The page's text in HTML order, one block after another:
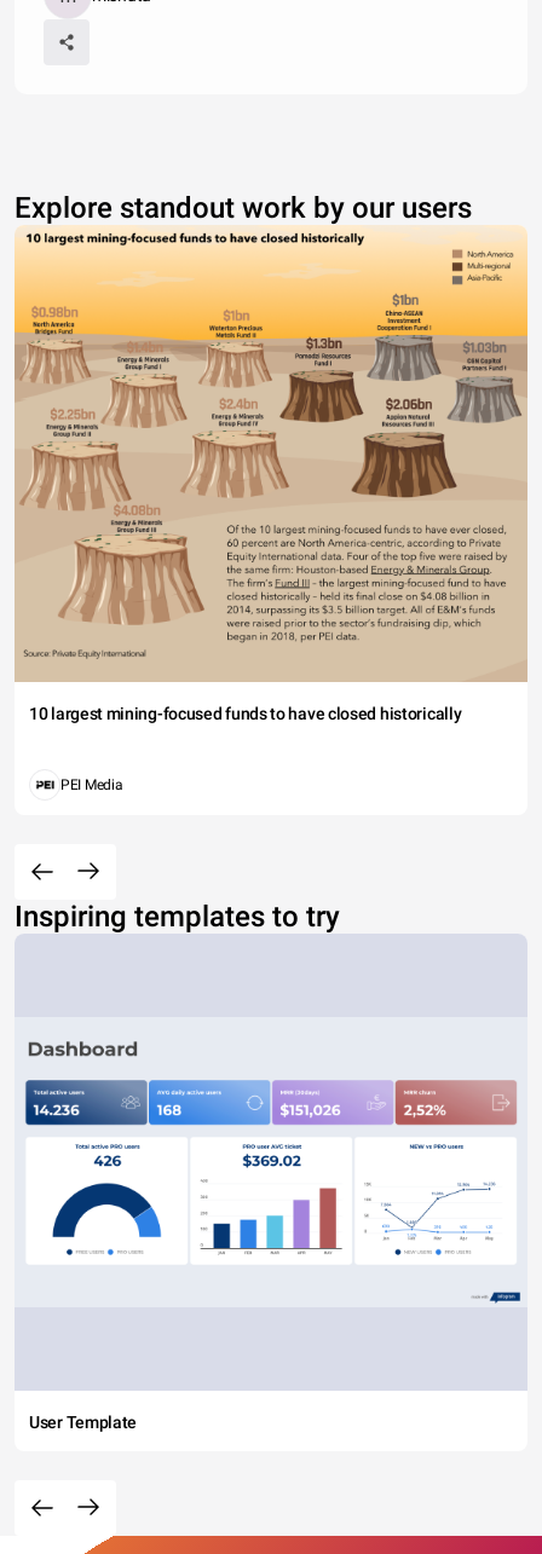
Explore standout work by our users
10 largest mining-focused funds to have closed historically
PEI Media
Inspiring templates to try
User Template